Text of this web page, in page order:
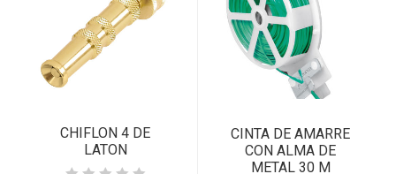
CHIFLON 4 DE
LATON
CINTA DE AMARRE
CON ALMA DE
METAL 30 M